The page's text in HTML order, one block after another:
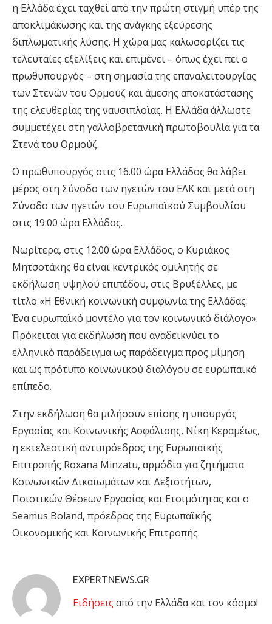
η Ελλάδα έχει ταχθεί από την πρώτη στιγμή υπέρ της
αποκλιμάκωσης και της ανάγκης εξεύρεσης
διπλωματικής λύσης. Η χώρα μας καλωσορίζει τις
τελευταίες εξελίξεις και επιμένει – όπως έχει πει ο
πρωθυπουργός – στη σημασία της επαναλειτουργίας
των Στενών του Ορμούζ και άμεσης αποκατάστασης
της ελευθερίας της ναυσιπλοϊας. Η Ελλάδα άλλωστε
συμμετέχει στη γαλλοβρετανική πρωτοβουλία για τα
Στενά του Ορμούζ.
Ο πρωθυπουργός στις 16.00 ώρα Ελλάδος θα λάβει
μέρος στη Σύνοδο των ηγετών του ΕΛΚ και μετά στη
Σύνοδο των ηγετών του Ευρωπαϊκού Συμβουλίου
στις 19:00 ώρα Ελλάδος.
Νωρίτερα, στις 12.00 ώρα Ελλάδος, ο Κυριάκος
Μητσοτάκης θα είναι κεντρικός ομιλητής σε
εκδήλωση υψηλού επιπέδου, στις Βρυξέλλες, με
τίτλο «Η Εθνική κοινωνική συμφωνία της Ελλάδας:
Ένα ευρωπαϊκό μοντέλο για τον κοινωνικό διάλογο».
Πρόκειται για εκδήλωση που αναδεικνύει το
ελληνικό παράδειγμα ως παράδειγμα προς μίμηση
και ως πρότυπο κοινωνικού διαλόγου σε ευρωπαϊκό
επίπεδο.
Στην εκδήλωση θα μιλήσουν επίσης η υπουργός
Εργασίας και Κοινωνικής Ασφάλισης, Νίκη Κεραμέως,
η εκτελεστική αντιπρόεδρος της Ευρωπαϊκής
Επιτροπής Roxana Minzatu, αρμόδια για ζητήματα
Κοινωνικών Δικαιωμάτων και Δεξιοτήτων,
Ποιοτικών Θέσεων Εργασίας και Ετοιμότητας και ο
Seamus Boland, πρόεδρος της Ευρωπαϊκής
Οικονομικής και Κοινωνικής Επιτροπής.
EXPERTNEWS.GR
Eιδήσεις από την Ελλάδα και τον κόσμο!